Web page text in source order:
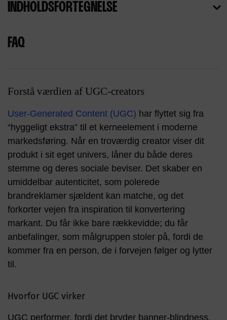
INDHOLDSFORTEGNELSE
FAQ
Forstå værdien af UGC-creators
User-Generated Content (UGC) har flyttet sig fra
“hyggeligt ekstra” til et kerneelement i moderne
markedsføring. Når en troværdig creator viser dit
produkt i sit eget univers, låner du både deres
stemme og deres sociale beviser. Det skaber en
umiddelbar autenticitet, som polerede
brandreklamer sjældent kan matche, og det
forkorter vejen fra inspiration til konvertering
markant. Du får ikke bare rækkevidde; du får
anbefalinger, som målgruppen stoler på, fordi de
kommer fra en person, de i forvejen følger og lytter
til.
Hvorfor UGC virker
UGC performer, fordi det bryder banner-blindness.